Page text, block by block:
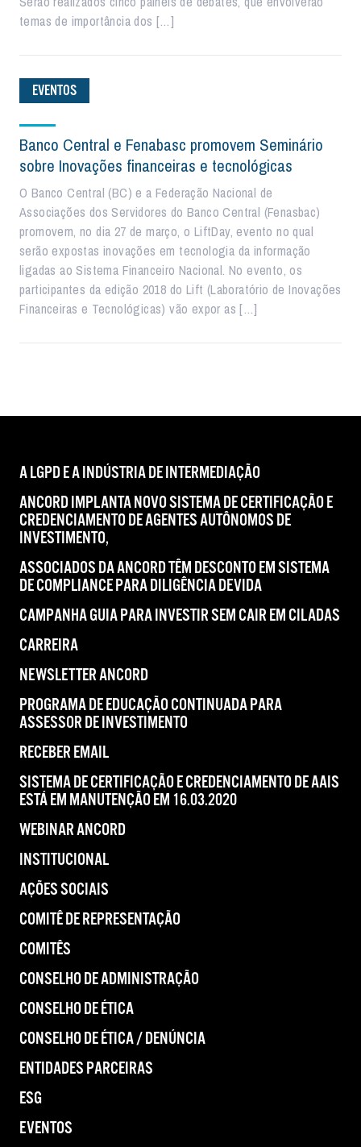
temas de importância dos […]
EVENTOS
Banco Central e Fenabasc promovem Seminário
sobre Inovações financeiras e tecnológicas
O Banco Central (BC) e a Federação Nacional de
Associações dos Servidores do Banco Central (Fenasbac)
promovem, no dia 27 de março, o LiftDay, evento no qual
serão expostas inovações em tecnologia da informação
ligadas ao Sistema Financeiro Nacional. No evento, os
participantes da edição 2018 do Lift (Laboratório de Inovações
Financeiras e Tecnológicas) vão expor as […]
A LGPD E A INDÚSTRIA DE INTERMEDIAÇÃO
ANCORD IMPLANTA NOVO SISTEMA DE CERTIFICAÇÃO E
CREDENCIAMENTO DE AGENTES AUTÔNOMOS DE
INVESTIMENTO,
ASSOCIADOS DA ANCORD TÊM DESCONTO EM SISTEMA
DE COMPLIANCE PARA DILIGÊNCIA DEVIDA
CAMPANHA GUIA PARA INVESTIR SEM CAIR EM CILADAS
CARREIRA
NEWSLETTER ANCORD
PROGRAMA DE EDUCAÇÃO CONTINUADA PARA
ASSESSOR DE INVESTIMENTO
RECEBER EMAIL
SISTEMA DE CERTIFICAÇÃO E CREDENCIAMENTO DE AAIS
ESTÁ EM MANUTENÇÃO EM 16.03.2020
WEBINAR ANCORD
INSTITUCIONAL
AÇÕES SOCIAIS
COMITÊ DE REPRESENTAÇÃO
COMITÊS
CONSELHO DE ADMINISTRAÇÃO
CONSELHO DE ÉTICA
CONSELHO DE ÉTICA / DENÚNCIA
ENTIDADES PARCEIRAS
ESG
EVENTOS